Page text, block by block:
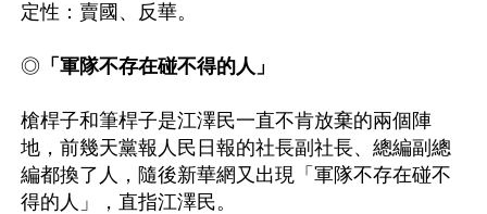
定性：賣國、反華。
◎ 「軍隊不存在碰不得的人」
槍桿子和筆桿子是江澤民一直不肯放棄的兩個陣
地，前幾天黨報人民日報的社長副社長、總編副總
編都換了人，隨後新華網又出現「軍隊不存在碰不
得的人」，直指江澤民。